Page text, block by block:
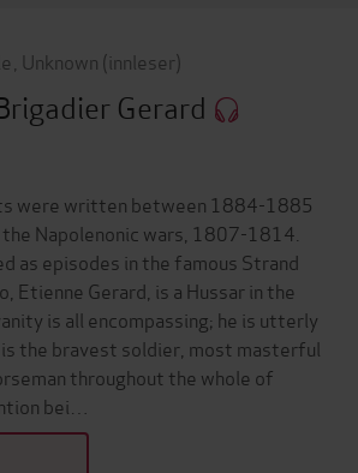
Unknown (innleser)
Gerard
were written between 1884-1885
Napolenonic wars, 1807-1814.
as episodes in the famous Strand
Etienne Gerard, is a Hussar in the
is all encompassing; he is utterly
the bravest soldier, most masterful
throughout the whole of
bei…